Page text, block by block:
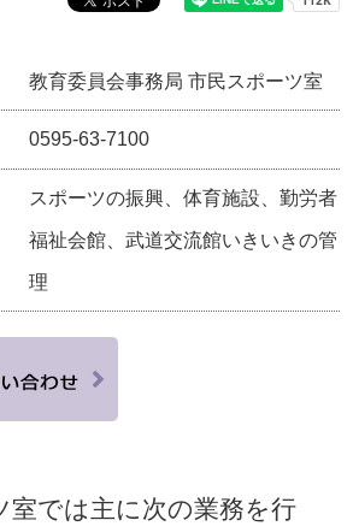
教育委員会事務局 市民スポーツ室
0595-63-7100
スポーツの振興、体育施設、勤労者
福祉会館、武道交流館いきいきの管
理
室では主に次の業務を行